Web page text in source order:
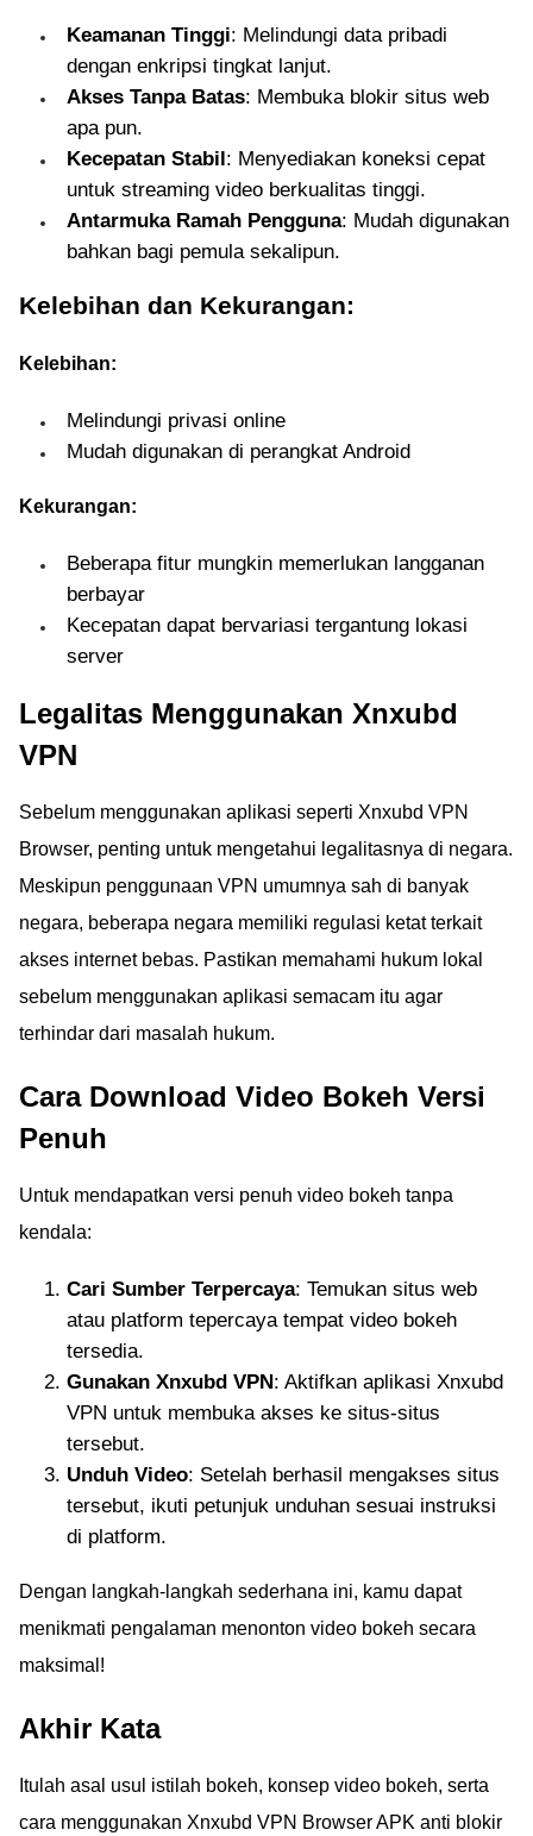
Keamanan Tinggi: Melindungi data pribadi
dengan enkripsi tingkat lanjut.
Akses Tanpa Batas: Membuka blokir situs web
apa pun.
Kecepatan Stabil: Menyediakan koneksi cepat
untuk streaming video berkualitas tinggi.
Antarmuka Ramah Pengguna: Mudah digunakan
bahkan bagi pemula sekalipun.
Kelebihan dan Kekurangan:
Kelebihan:
Melindungi privasi online
Mudah digunakan di perangkat Android
Kekurangan:
Beberapa fitur mungkin memerlukan langganan
berbayar
Kecepatan dapat bervariasi tergantung lokasi
server
Legalitas Menggunakan Xnxubd
VPN
Sebelum menggunakan aplikasi seperti Xnxubd VPN
Browser, penting untuk mengetahui legalitasnya di negara.
Meskipun penggunaan VPN umumnya sah di banyak
negara, beberapa negara memiliki regulasi ketat terkait
akses internet bebas. Pastikan memahami hukum lokal
sebelum menggunakan aplikasi semacam itu agar
terhindar dari masalah hukum.
Cara Download Video Bokeh Versi
Penuh
Untuk mendapatkan versi penuh video bokeh tanpa
kendala:
Cari Sumber Terpercaya: Temukan situs web
atau platform tepercaya tempat video bokeh
tersedia.
Gunakan Xnxubd VPN: Aktifkan aplikasi Xnxubd
VPN untuk membuka akses ke situs-situs
tersebut.
Unduh Video: Setelah berhasil mengakses situs
tersebut, ikuti petunjuk unduhan sesuai instruksi
di platform.
Dengan langkah-langkah sederhana ini, kamu dapat
menikmati pengalaman menonton video bokeh secara
maksimal!
Akhir Kata
Itulah asal usul istilah bokeh, konsep video bokeh, serta
cara menggunakan Xnxubd VPN Browser APK anti blokir